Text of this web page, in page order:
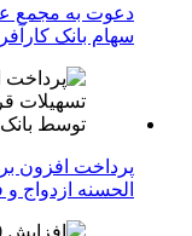
دعوت به مجمع
سهام بانک
الحسنه ازدواج